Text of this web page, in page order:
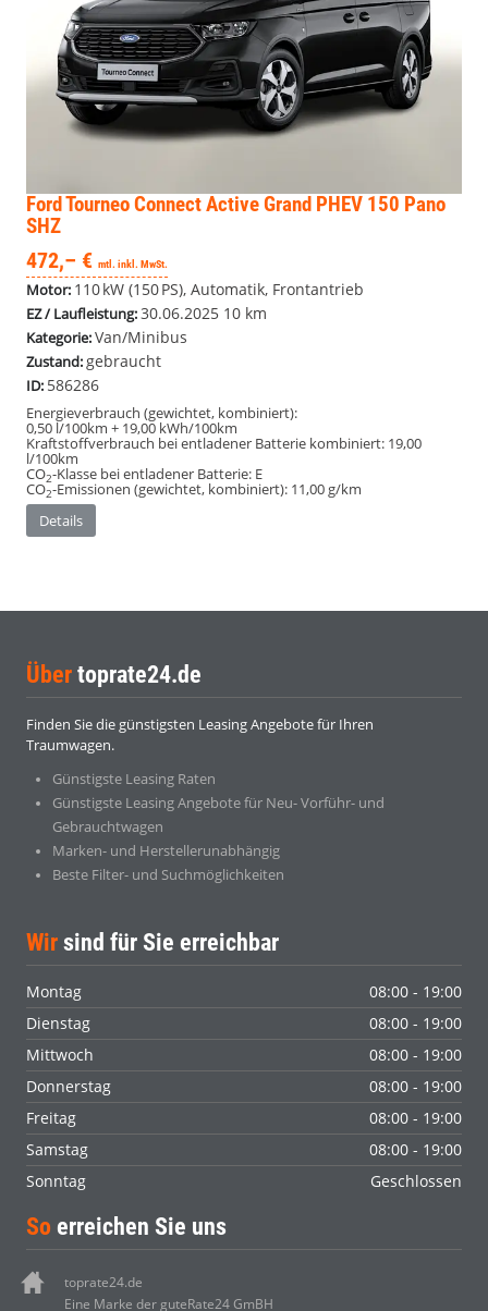
Ford Tourneo ConnectActive Grand PHEV 150 Pano
SHZ
472,– € mtl. inkl. MwSt.
Motor: 110 kW (150 PS), Automatik, Frontantrieb
EZ / Laufleistung:30.06.2025 10 km
Kategorie:Van/Minibus
Zustand:gebraucht
ID: 586286
Energieverbrauch (gewichtet, kombiniert):
0,50 l/100km + 19,00 kWh/100km
Kraftstoffverbrauch bei entladener Batterie kombiniert: 19,00
l/100km
CO2-Klasse bei entladener Batterie: E
CO2-Emissionen (gewichtet, kombiniert): 11,00 g/km
Details
Über toprate24.de
Finden Sie die günstigsten Leasing Angebote für Ihren
Traumwagen.
Günstigste Leasing Raten
Günstigste Leasing Angebote für Neu- Vorführ- und
Gebrauchtwagen
Marken- und Herstellerunabhängig
Beste Filter- und Suchmöglichkeiten
Wir sind für Sie erreichbar
Montag
08:00 - 19:00
Dienstag
08:00 - 19:00
Mittwoch
08:00 - 19:00
Donnerstag
08:00 - 19:00
Freitag
08:00 - 19:00
Samstag
08:00 - 19:00
Sonntag
Geschlossen
So erreichen Sie uns
toprate24.de
Eine Marke der guteRate24 GmBH